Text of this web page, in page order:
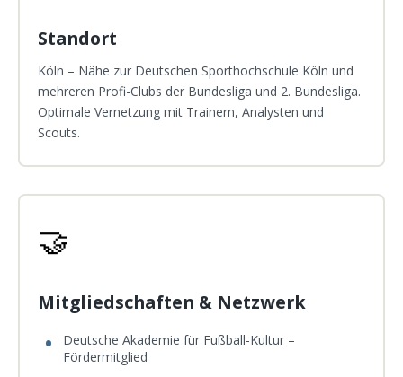
Standort
Köln – Nähe zur Deutschen Sporthochschule Köln und
mehreren Profi-Clubs der Bundesliga und 2. Bundesliga.
Optimale Vernetzung mit Trainern, Analysten und
Scouts.
🤝
Mitgliedschaften & Netzwerk
Deutsche Akademie für Fußball-Kultur –
Fördermitglied